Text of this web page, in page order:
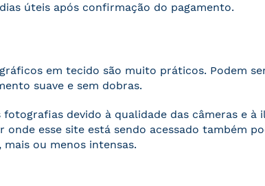
úteis após confirmação do pagamento.
em tecido são muito práticos. Podem
suave e sem dobras.
devido à qualidade das câmeras e à
esse site está sendo acessado também
mais ou menos intensas.